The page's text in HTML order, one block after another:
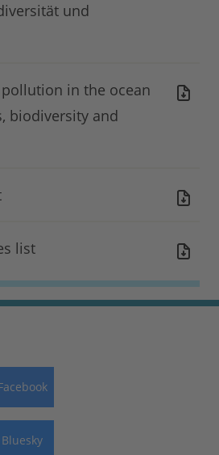
und
in the ocean
biodiversity and
list